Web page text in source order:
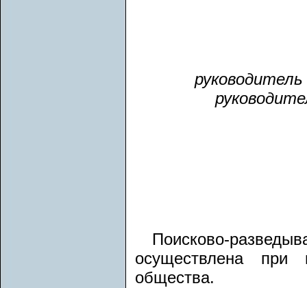
Поисково-
осуществлена при
общества.